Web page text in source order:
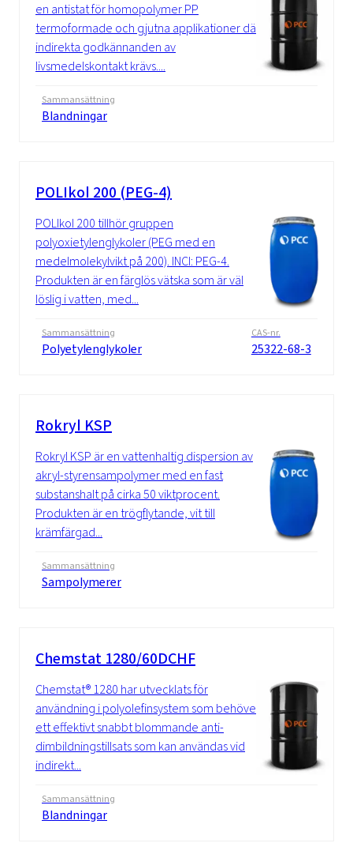
en antistat för homopolymer PP
termoformade och gjutna applikationer där
indirekta godkännanden av
livsmedelskontakt krävs....
Sammansättning
Blandningar
POLIkol 200 (PEG-4)
POLIkol 200 tillhör gruppen
polyoxietylenglykoler (PEG med en
medelmolekylvikt på 200). INCI: PEG-4.
Produkten är en färglös vätska som är väl
löslig i vatten, med...
Sammansättning
Polyetylenglykoler
CAS-nr.
25322-68-3
Rokryl KSP
Rokryl KSP är en vattenhaltig dispersion av
akryl-styrensampolymer med en fast
substanshalt på cirka 50 viktprocent.
Produkten är en trögflytande, vit till
krämfärgad...
Sammansättning
Sampolymerer
Chemstat 1280/60DCHF
Chemstat® 1280 har utvecklats för
användning i polyolefinsystem som behöver
ett effektivt snabbt blommande anti-
dimbildningstillsats som kan användas vid
indirekt...
Sammansättning
Blandningar